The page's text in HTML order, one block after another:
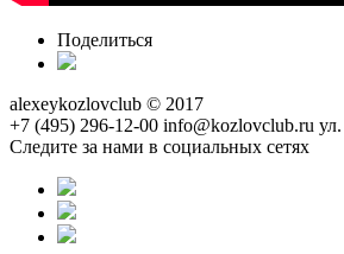
Поделиться
alexeykozlovclub © 2017
+7 (495) 296-12-00 info@kozlovclub.ru
Следите за нами в социальных сетях